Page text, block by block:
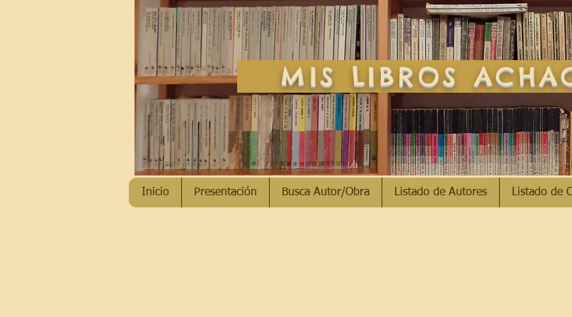
MIS LIBROS
Inicio Presentación Busca Autor/Obra Listado de Autores Listado de